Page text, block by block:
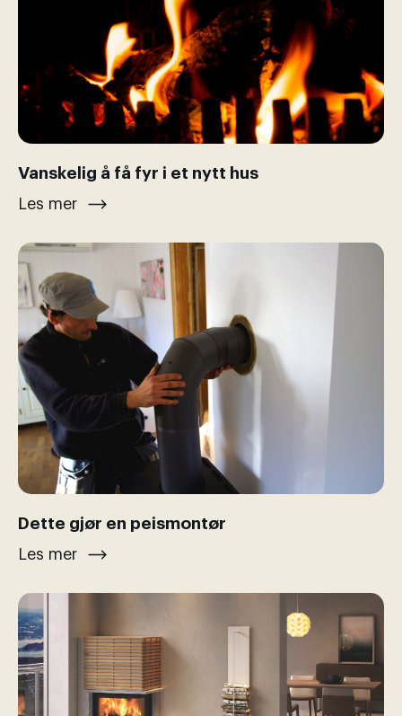
Vanskelig å få fyr i et nytt hus
Les mer
Dette gjør en peismontør
Les mer